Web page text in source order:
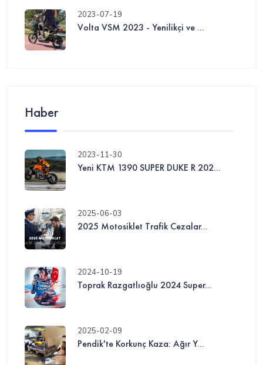
2023-07-19
Volta VSM 2023 - Yenilikçi ve ...
Haber
2023-11-30
Yeni KTM 1390 SUPER DUKE R 202...
2025-06-03
2025 Motosiklet Trafik Cezalar...
2024-10-19
Toprak Razgatlıoğlu 2024 Super...
2025-02-09
Pendik'te Korkunç Kaza: Ağır Y...